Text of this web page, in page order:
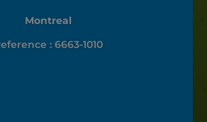
Montreal
: 6663-1010